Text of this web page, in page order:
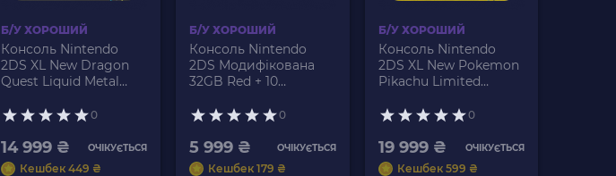
Б/У ХОРОШИЙ
Консоль Nintendo
2DS XL New Dragon
Quest Liquid Metal
Модифікована 32GB
Ігор Б/У
0
14 999 ₴ ОЧІКУЄТЬСЯ
Кешбек 449 ₴
Б/У ХОРОШИЙ
Консоль Nintendo
2DS Модифікована
32GB Red + 10
0
5 999 ₴ ОЧІКУЄТЬСЯ
Кешбек 179 ₴
Б/У ХОРОШИЙ
Консоль Nintendo
2DS XL New Pokemon
Pikachu Limited
32GB Yellow + 10
0
19 999 ₴ ОЧІКУЄТЬСЯ
Кешбек 599 ₴